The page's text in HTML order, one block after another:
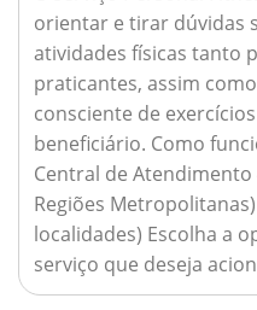
orientar e tirar dúvidas
atividades físicas tanto
praticantes, assim
consciente de
beneficiário. Como
Central de Atendimento
Regiões
localidades) Escolha a
serviço que deseja